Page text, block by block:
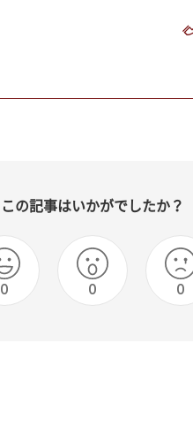
この記事はいかがでしたか？
0 0 0